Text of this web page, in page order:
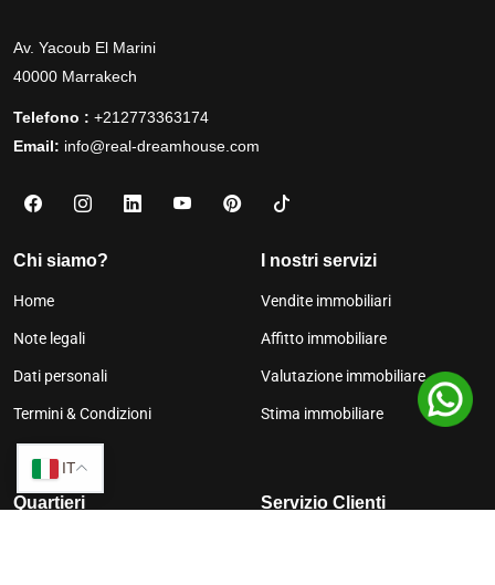
Av. Yacoub El Marini
40000 Marrakech
Telefono : +212773363174
Email: info@real-dreamhouse.com
Chi siamo?
Home
Note legali
Dati personali
Termini & Condizioni
I nostri servizi
Vendite immobiliari
Affitto immobiliare
Valutazione immobiliare
Stima immobiliare
Quartieri Servizio Clienti
IT